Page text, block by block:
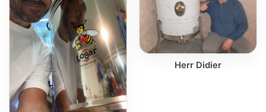
Herr Didier